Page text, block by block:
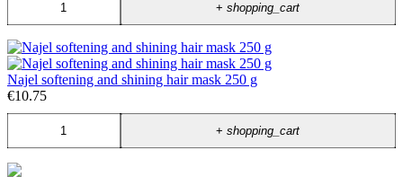
+shopping_cart
Najel softening and shining hair mask 250 g
€10.75
+shopping_cart